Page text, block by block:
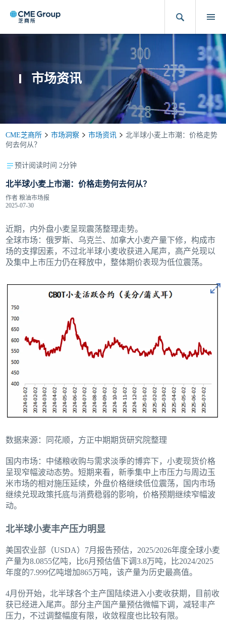
市场资讯
CME芝商所 市场洞察 市场资讯
北半球小麦上市潮：价格走势
何去何从？
预计阅读时间 2分钟
北半球小麦上市潮：价格走势何去何从？
作者粮油市场报
2025-07-30
近期，内外盘小麦呈现震荡整理走势。
全球市场：俄罗斯、乌克兰、加拿大小麦产量下修，构成市
场的支撑因素，不过北半球小麦收获进入尾声，高产兑现以
及集中上市压力仍在释放中，整体期价表现为低位震荡。
数据来源：同花顺，方正中期期货研究院整理
国内市场：中储粮收购与需求淡季的博弈下，小麦现货价格
呈现窄幅波动态势。短期来看，新季集中上市压力与周边玉
米市场的相对施压延续，外盘价格继续低位震荡，国内市场
继续兑现政策托底与消费稳弱的影响，价格预期继续窄幅波
动。
北半球小麦丰产压力明显
美国农业部（USDA）7月报告预估，2025/2026年度全球小麦
产量为8.0855亿吨，比6月预估值下调3.8万吨，比2024/2025
年度的7.999亿吨增加865万吨，该产量为历史最高值。
4月份开始，北半球各个主产国陆续进入小麦收获期，目前收
获已经进入尾声。部分主产国产量预估微幅下调，减轻丰产
压力，不过调整幅度有限，收敛程度也比较有限。